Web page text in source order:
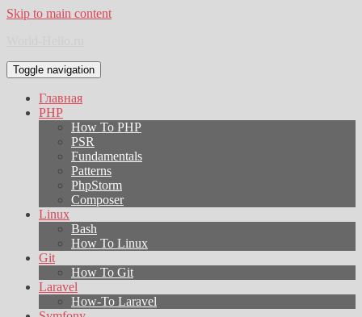
Skip to main content
Toggle navigation
Главная
PHP
How To PHP
PSR
Fundamentals
Patterns
PhpStorm
Composer
Linux
Bash
How To Linux
Git
How To Git
Laravel
How-To Laravel